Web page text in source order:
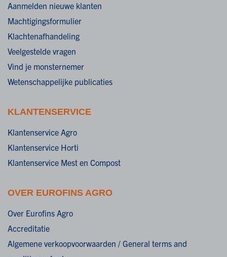
Aanmelden nieuwe klanten
Machtigingsformulier
Klachtenafhandeling
Veelgestelde vragen
Vind je monsternemer
Wetenschappelijke publicaties
KLANTENSERVICE
Klantenservice Agro
Klantenservice Horti
Klantenservice Mest en Compost
OVER EUROFINS AGRO
Over Eurofins Agro
Accreditatie
Algemene verkoopvoorwaarden / General terms and